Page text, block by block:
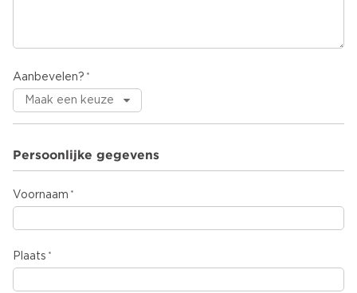
Aanbevelen?
Persoonlijke gegevens
Voornaam
Plaats